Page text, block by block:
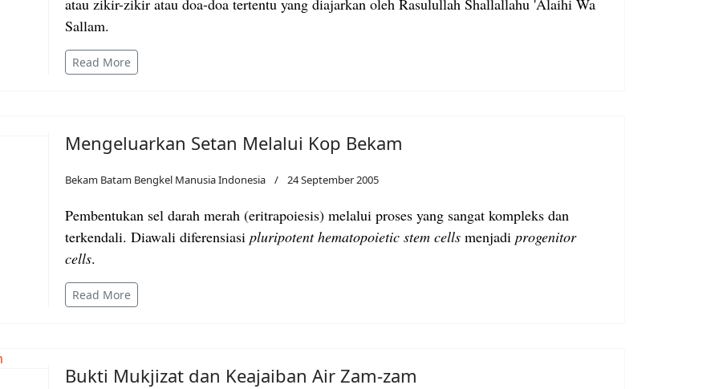
atau zikir-zikir atau doa-doa tertentu yang diajarkan oleh Rasulullah Shallallahu 'Alaihi Wa
Sallam.
Read More
Mengeluarkan Setan Melalui Kop Bekam
Bekam Batam Bengkel Manusia Indonesia 24 September 2005
Pembentukan sel darah merah (eritrapoiesis) melalui proses yang sangat kompleks dan
terkendali. Diawali diferensiasi pluripotent hematopoietic stem cells menjadi progenitor
cells.
Read More
Bukti Mukjizat dan Keajaiban Air Zam-zam